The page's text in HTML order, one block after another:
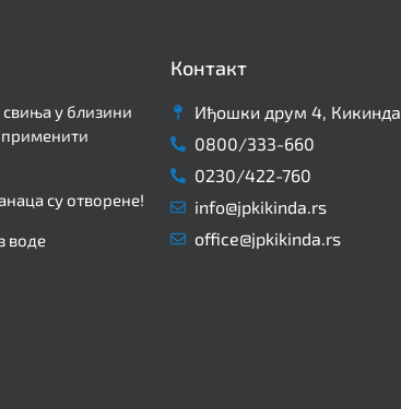
свиња у близини
применити
су отворене!
воде
Контакт
Иђошки друм 4, Кикинда
0800/333-660
0230/422-760
info@jpkikinda.rs
office@jpkikinda.rs